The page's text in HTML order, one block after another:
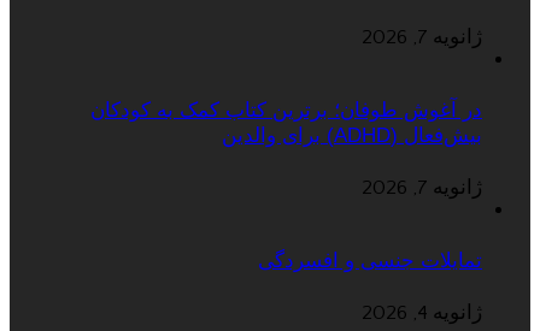
ژانویه 7, 2026
در آغوش طوفان؛ برترین کتاب کمک به کودکان
بیش‌فعال (ADHD) برای والدین
ژانویه 7, 2026
تمایلات جنسی و افسردگی
ژانویه 4, 2026